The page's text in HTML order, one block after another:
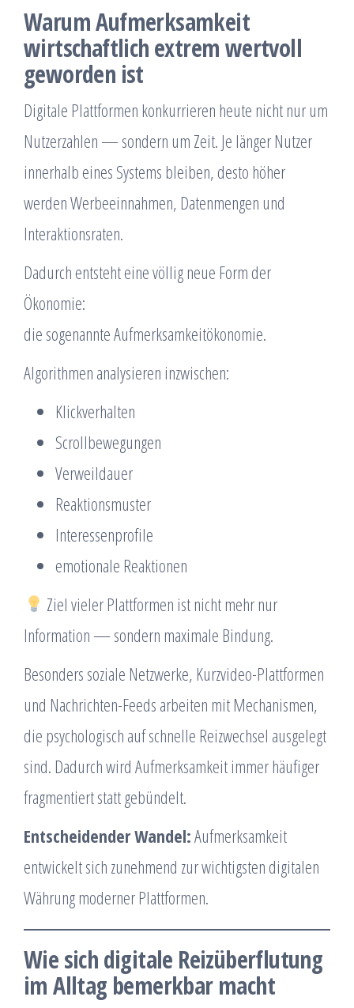
Warum Aufmerksamkeit
wirtschaftlich extrem wertvoll
geworden ist
Digitale Plattformen konkurrieren heute nicht nur um
Nutzerzahlen — sondern um Zeit. Je länger Nutzer
innerhalb eines Systems bleiben, desto höher
werden Werbeeinnahmen, Datenmengen und
Interaktionsraten.
Dadurch entsteht eine völlig neue Form der
Ökonomie:
die sogenannte Aufmerksamkeitökonomie.
Algorithmen analysieren inzwischen:
Klickverhalten
Scrollbewegungen
Verweildauer
Reaktionsmuster
Interessenprofile
emotionale Reaktionen
Ziel vieler Plattformen ist nicht mehr nur
Information — sondern maximale Bindung.
Besonders soziale Netzwerke, Kurzvideo-Plattformen
und Nachrichten-Feeds arbeiten mit Mechanismen,
die psychologisch auf schnelle Reizwechsel ausgelegt
sind. Dadurch wird Aufmerksamkeit immer häufiger
fragmentiert statt gebündelt.
Entscheidender Wandel:Aufmerksamkeit
entwickelt sich zunehmend zur wichtigsten digitalen
Währung moderner Plattformen.
Wie sich digitale Reizüberflutung
im Alltag bemerkbar macht